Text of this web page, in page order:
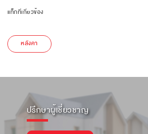
แท็กที่เกี่ยวข้อง
หลังคา
ปรึกษาผู้เชี่ยวชาญ